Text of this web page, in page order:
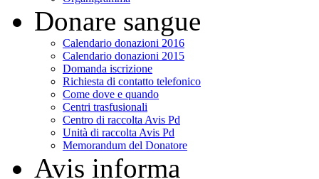
Donare sangue
Calendario donazioni 2016
Calendario donazioni 2015
Domanda iscrizione
Richiesta di contatto telefonico
Come dove e quando
Centri trasfusionali
Centro di raccolta Avis Pd
Unità di raccolta Avis Pd
Memorandum del Donatore
Avis informa